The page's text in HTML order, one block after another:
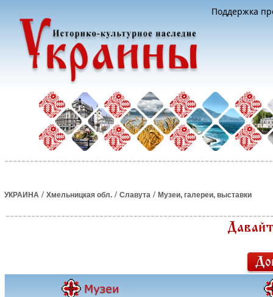
Поддержка
УКРАИНА / Хмельницкая обл. / Славута / Музеи, галереи, выставки